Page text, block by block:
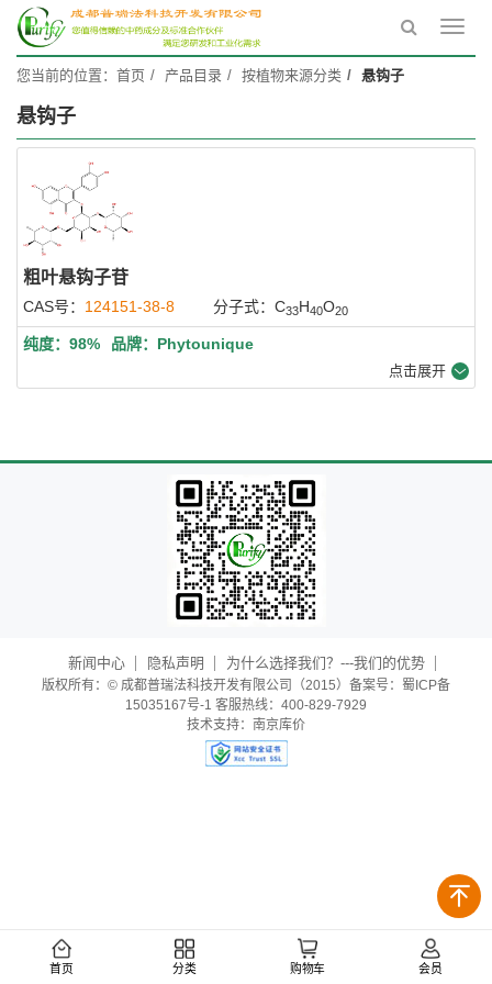
您当前的位置： 首页 产品目录 按植物来源分类 悬钩子
悬钩子
粗叶悬钩子苷
CAS号： 124151-38-8 分子式：C33H40O20
纯度：98% 品牌：Phytounique
点击展开
新闻中心 隐私声明 为什么选择我们？---我们的优势
版权所有：© 成都普瑞法科技开发有限公司（2015）备案号：蜀ICP备
15035167号-1 客服热线：400-829-7929
技术支持： 南京库价
首页 分类 购物车 会员